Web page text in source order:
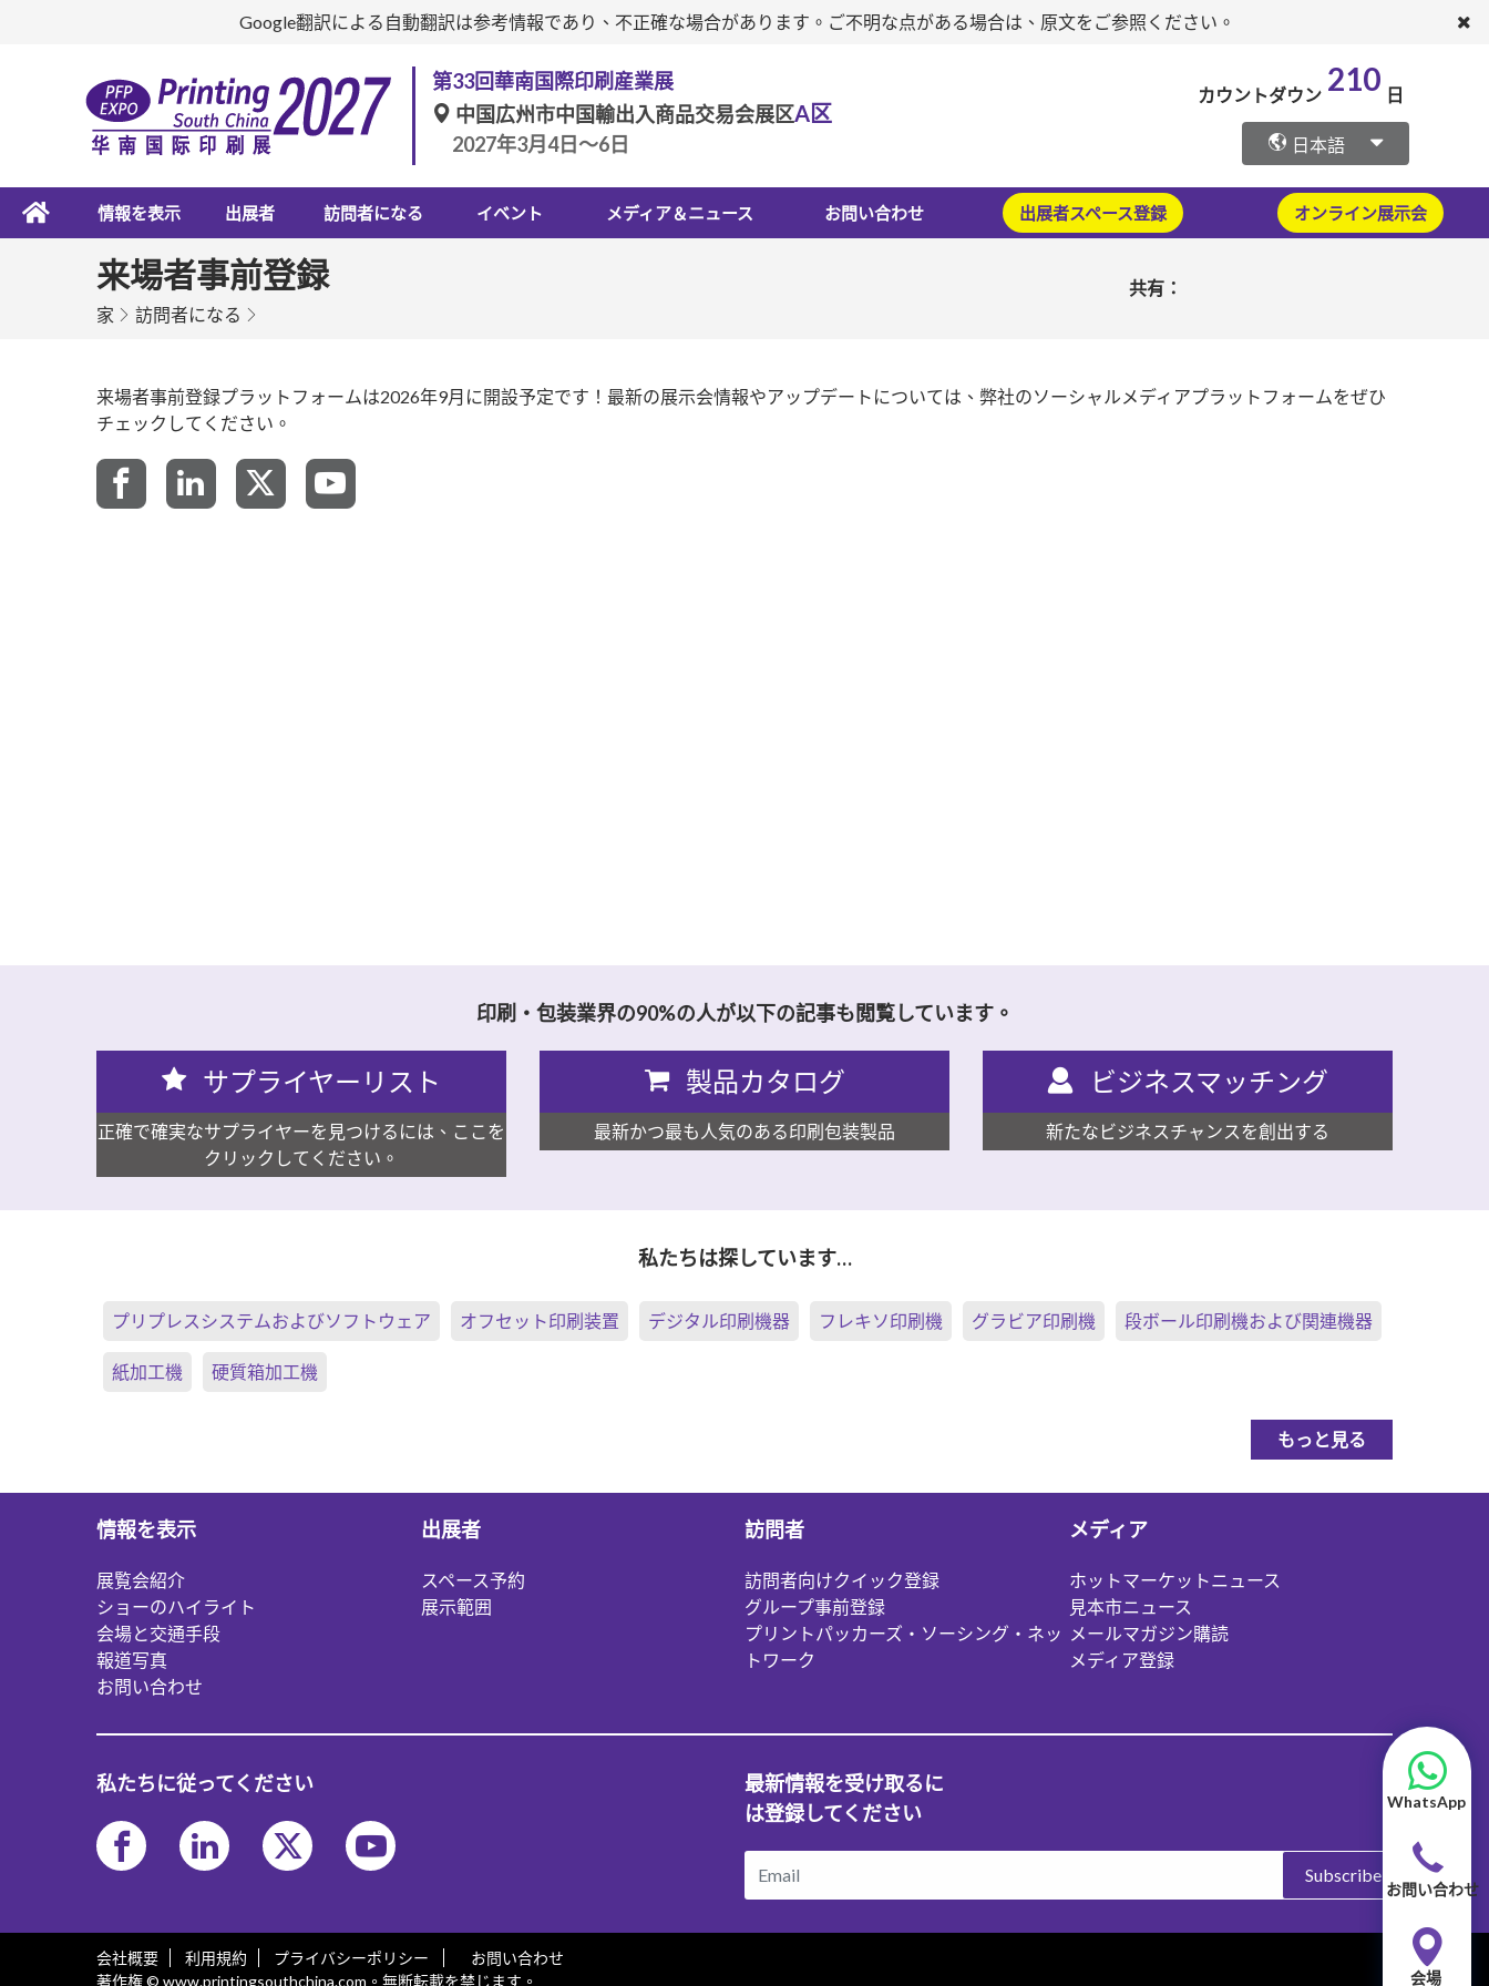
Google翻訳による自動翻訳は参考情報であり、不正確な場合があります。ご不明な点がある場合は、原文をご参照ください。
第33回華南国際印刷産業展
中国広州市中国輸出入商品交易会展区A区
2027年3月4日～6日
カウントダウン 210 日
日本語
情報を表示 出展者 訪問者になる イベント メディア＆ニュース お問い合わせ 出展者スペース登録 オンライン展示会
来場者事前登録
家 訪問者になる
共有：
来場者事前登録プラットフォームは2026年9月に開設予定です！最新の展示会情報やアップデートについては、弊社のソーシャルメディアプラットフォームをぜひ
チェックしてください。
印刷・包装業界の90%の人が以下の記事も閲覧しています。
サプライヤーリスト
正確で確実なサプライヤーを見つけるには、ここを
クリックしてください。
製品カタログ
最新かつ最も人気のある印刷包装製品
ビジネスマッチング
新たなビジネスチャンスを創出する
私たちは探しています…
プリプレスシステムおよびソフトウェア オフセット印刷装置 デジタル印刷機器 フレキソ印刷機 グラビア印刷機 段ボール印刷機および関連機器
紙加工機 硬質箱加工機
もっと見る
情報を表示
展覧会紹介
ショーのハイライト
会場と交通手段
報道写真
お問い合わせ
出展者
スペース予約
展示範囲
訪問者
訪問者向けクイック登録
グループ事前登録
プリントパッカーズ・ソーシング・ネッ
トワーク
メディア
ホットマーケットニュース
見本市ニュース
メールマガジン購読
メディア登録
私たちに従ってください
最新情報を受け取るに
は登録してください
Subscribe
会社概要 利用規約 プライバシーポリシー
お問い合わせ
著作権 © www.printingsouthchina.com。無断転載を禁じます。
WhatsApp
お問い合わせ
会場